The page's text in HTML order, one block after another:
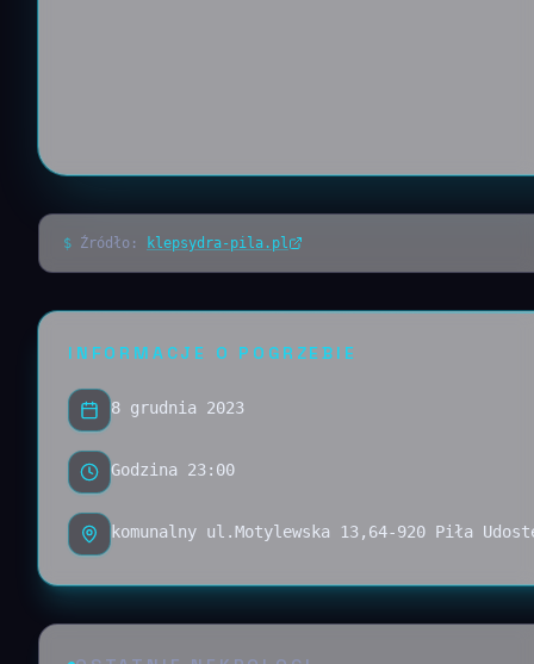
$ Źródło: klepsydra-pila.pl
INFORMACJE O POGRZEBIE
8 grudnia 2023
Godzina 23:00
komunalny ul.Motylewska 13,64-920 Piła